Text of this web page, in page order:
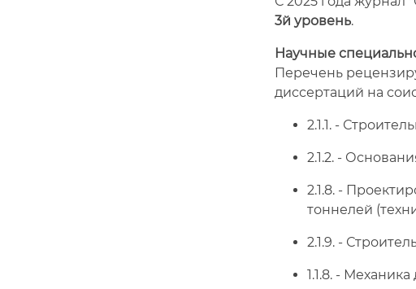
3й уровень.
Научные
Перечень
диссертаций на
2.1.1. -
2.1.2. -
2.1.8. -
тоннелей
2.1.9. -
1.1.8. -